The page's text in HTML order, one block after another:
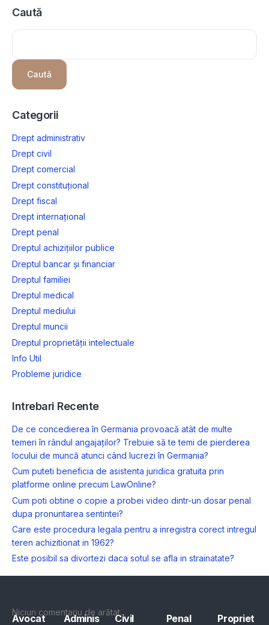
Caută
Caută
Categorii
Drept administrativ
Drept civil
Drept comercial
Drept constituțional
Drept fiscal
Drept internațional
Drept penal
Dreptul achizițiilor publice
Dreptul bancar și financiar
Dreptul familiei
Dreptul medical
Dreptul mediului
Dreptul muncii
Dreptul proprietății intelectuale
Info Util
Probleme juridice
Intrebari Recente
De ce concedierea în Germania provoacă atât de multe
temeri în rândul angajaților? Trebuie să te temi de pierderea
locului de muncă atunci când lucrezi în Germania?
Cum puteti beneficia de asistenta juridica gratuita prin
platforme online precum LawOnline?
Cum poti obtine o copie a probei video dintr-un dosar penal
dupa pronuntarea sentintei?
Care este procedura legala pentru a inregistra corect intregul
teren achizitionat in 1962?
Este posibil sa divortezi daca sotul se afla in strainatate?
Niciun comentariu de arătat.
Avocat
Adminis
Civil Penal
Propriet